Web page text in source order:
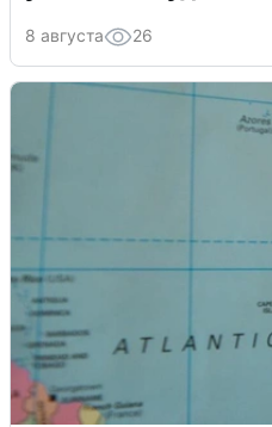
8 августа 26